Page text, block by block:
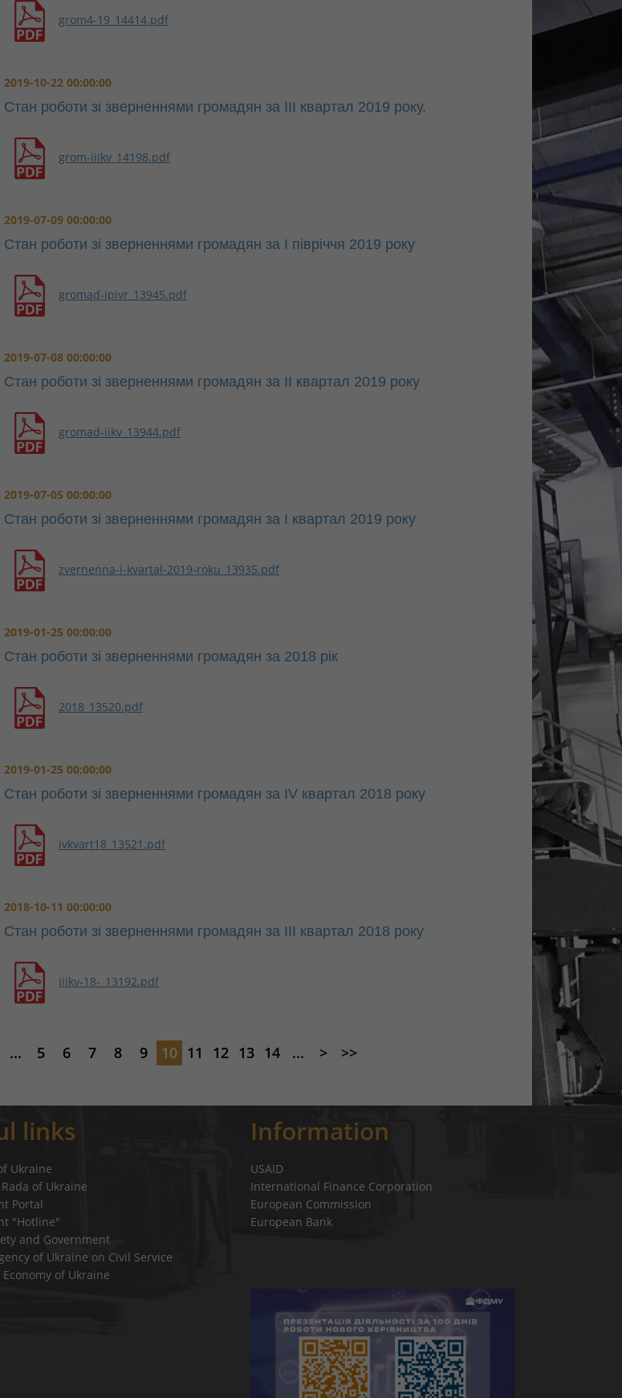
grom4-19_14414.pdf
2019-10-22 00:00:00
Стан роботи зі зверненнями громадян за ІII квартал 2019 року.
grom-iiikv_14198.pdf
2019-07-09 00:00:00
Стан роботи зі зверненнями громадян за I півріччя 2019 року
gromad-ipivr_13945.pdf
2019-07-08 00:00:00
Стан роботи зі зверненнями громадян за ІI квартал 2019 року
gromad-iikv_13944.pdf
2019-07-05 00:00:00
Стан роботи зі зверненнями громадян за І квартал 2019 року
zvernenna-i-kvartal-2019-roku_13935.pdf
2019-01-25 00:00:00
Стан роботи зі зверненнями громадян за 2018 рік
2018_13520.pdf
2019-01-25 00:00:00
Стан роботи зі зверненнями громадян за IV квартал 2018 року
ivkvart18_13521.pdf
2018-10-11 00:00:00
Стан роботи зі зверненнями громадян за ІІІ квартал 2018 року
iiikv-18-_13192.pdf
... 5 6 7 8 9 10 11 12 13 14 ... > >>
links
Ukraine
of Ukraine
Portal
"Hotline"
and Government
of Ukraine on Civil Service
of Ukraine
Information
USAID
International Finance Corporation
European Commission
European Bank